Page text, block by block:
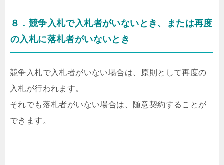
８．競争入札で入札者がいないとき、または再度
の入札に落札者がいないとき
競争入札で入札者がいない場合は、原則として再度の
入札が行われます。
それでも落札者がいない場合は、随意契約することが
できます。